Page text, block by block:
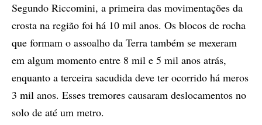
Segundo Riccomini, a primeira das movimentações da
crosta na região foi há 10 mil anos. Os blocos de rocha
que formam o assoalho da Terra também se mexeram
em algum momento entre 8 mil e 5 mil anos atrás,
enquanto a terceira sacudida deve ter ocorrido há meros
3 mil anos. Esses tremores causaram deslocamentos no
solo de até um metro.